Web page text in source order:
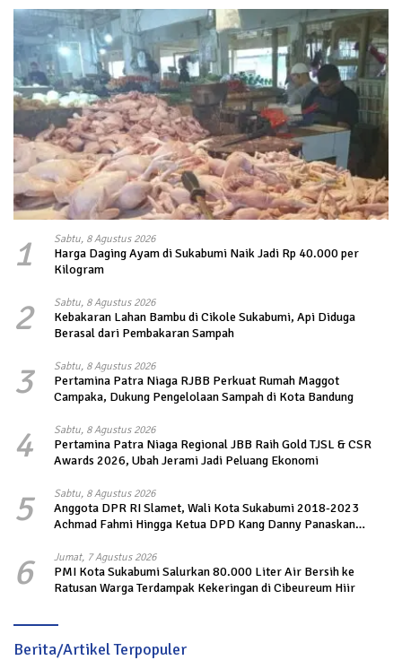
1 Sabtu, 8 Agustus 2026
Harga Daging Ayam di Sukabumi Naik Jadi Rp 40.000 per
Kilogram
2 Sabtu, 8 Agustus 2026
Kebakaran Lahan Bambu di Cikole Sukabumi, Api Diduga
Berasal dari Pembakaran Sampah
3 Sabtu, 8 Agustus 2026
Pertamina Patra Niaga RJBB Perkuat Rumah Maggot
Campaka, Dukung Pengelolaan Sampah di Kota Bandung
4 Sabtu, 8 Agustus 2026
Pertamina Patra Niaga Regional JBB Raih Gold TJSL & CSR
Awards 2026, Ubah Jerami Jadi Peluang Ekonomi
5 Sabtu, 8 Agustus 2026
Anggota DPR RI Slamet, Wali Kota Sukabumi 2018-2023
Achmad Fahmi Hingga Ketua DPD Kang Danny Panaskan
6 Jumat, 7 Agustus 2026
PMI Kota Sukabumi Salurkan 80.000 Liter Air Bersih ke
Ratusan Warga Terdampak Kekeringan di Cibeureum Hiir
Berita/Artikel Terpopuler